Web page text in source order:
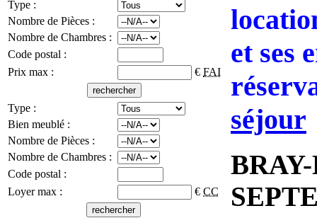
Type :
Nombre de Pièces :
Nombre de Chambres :
Code postal :
Prix max :
€ FAI
Type :
Bien meublé :
Nombre de Pièces :
Nombre de Chambres :
Code postal :
Loyer max :
€ CC
et ses
séjour